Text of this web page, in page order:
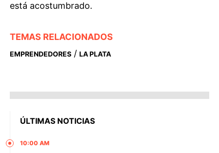
está acostumbrado.
TEMAS RELACIONADOS
EMPRENDEDORES / LA PLATA
ÚLTIMAS NOTICIAS
10:00 AM